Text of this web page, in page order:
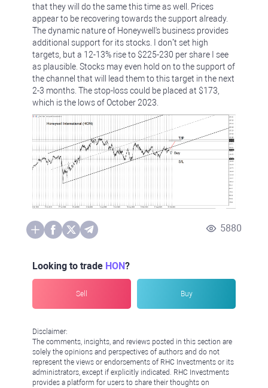
that they will do the same this time as well. Prices
appear to be recovering towards the support already.
The dynamic nature of Honeywell's business provides
additional support for its stocks. I don’t set high
targets, but a 12-13% rise to $225-230 per share I see
as plausible. Stocks may even hold on to the support of
the channel that will lead them to this target in the next
2-3 months. The stop-loss could be placed at $173,
which is the lows of October 2023.
5880
Looking to trade HON?
Sell Buy
Disclaimer:
The comments, insights, and reviews posted in this section are
solely the opinions and perspectives of authors and do not
represent the views or endorsements of RHC Investments or its
administrators, except if explicitly indicated. RHC Investments
provides a platform for users to share their thoughts on